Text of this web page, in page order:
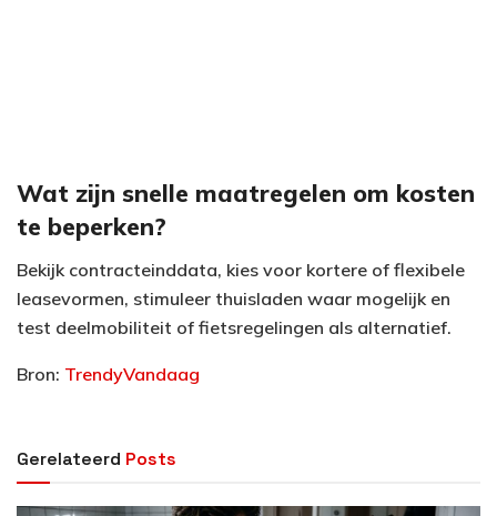
Wat zijn snelle maatregelen om kosten
te beperken?
Bekijk contracteinddata, kies voor kortere of flexibele
leasevormen, stimuleer thuisladen waar mogelijk en
test deelmobiliteit of fietsregelingen als alternatief.
Bron: TrendyVandaag
Gerelateerd Posts